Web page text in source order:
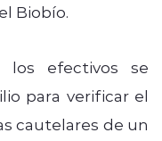
Biobío.
los efectivos se
para verificar el
cautelares de un